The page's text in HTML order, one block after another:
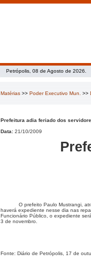
Petrópolis, 08 de Agosto de 2026.
Matérias >> Poder Executivo Mun. >>
Prefeitura adia feriado dos
Data: 21/10/2009
O prefeito Paulo Mustrangi,
haverá expediente nesse dia nas
Funcionário Público, o expediente
3 de novembro.
Fonte: Diário de Petrópolis, 17 de